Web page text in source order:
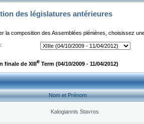
des législatures antérieures
la composition des Assemblées plénières, choisissez
finale de XIIIe Term (04/10/2009 - 11/04/2012)
Nom et Prénom
Kalogiannis Stavros